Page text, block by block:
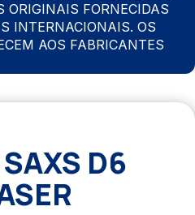
ORIGINAIS FORNECIDAS
INTERNACIONAIS. OS
AOS FABRICANTES
D6